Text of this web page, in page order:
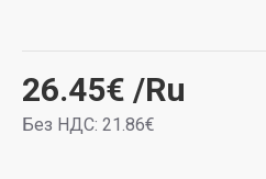
26.45€ /Ru
Без НДС: 21.86€